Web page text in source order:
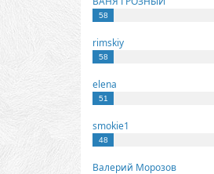
58
rimskiy
58
elena
51
smokie1
48
Валерий Морозов